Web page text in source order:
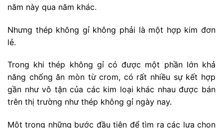
năm này qua năm khác.
Nhưng thép không gỉ không phải là một hợp kim đơn
lẻ.
Trong khi thép không gỉ có được một phần lớn khả
năng chống ăn mòn từ crom, có rất nhiều sự kết hợp
gần như vô tận của các kim loại khác nhau được bán
trên thị trường như thép không gỉ ngày nay.
Một trong những bước đầu tiên để tìm ra các lựa chọn